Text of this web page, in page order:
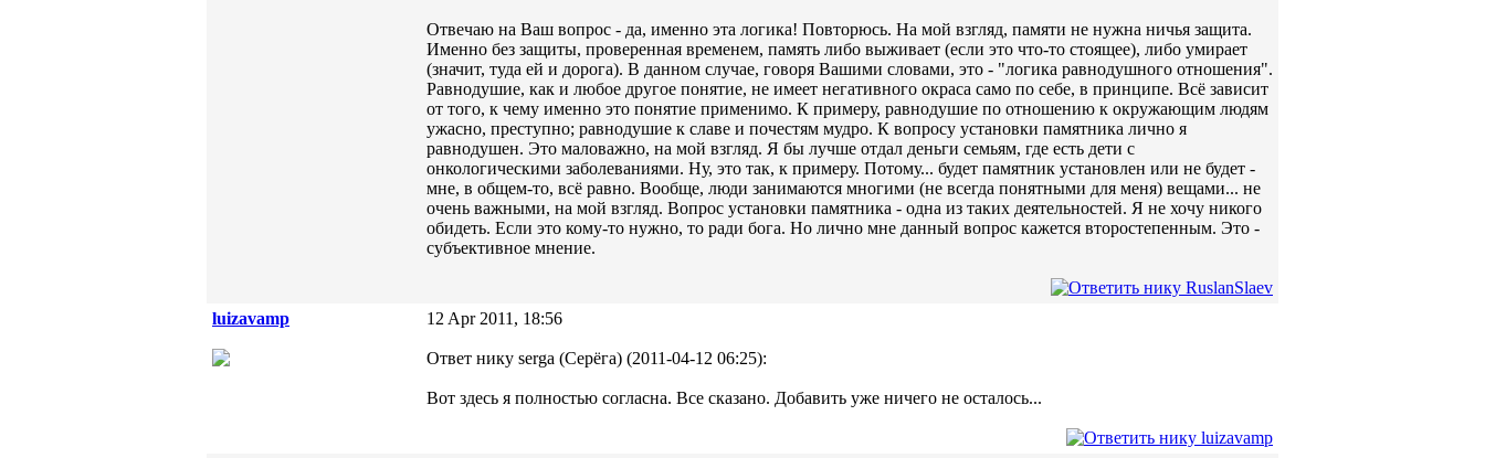
Отвечаю на Ваш вопрос - да, именно эта логика! Повторюсь. На мой взгляд, памяти не нужна ничья защита.
Именно без защиты, проверенная временем, память либо выживает (если это что-то стоящее), либо умирает
(значит, туда ей и дорога). В данном случае, говоря Вашими словами, это - "логика равнодушного отношения".
Равнодушие, как и любое другое понятие, не имеет негативного окраса само по себе, в принципе. Всё зависит
от того, к чему именно это понятие применимо. К примеру, равнодушие по отношению к окружающим людям
ужасно, преступно; равнодушие к славе и почестям мудро. К вопросу установки памятника лично я
равнодушен. Это маловажно, на мой взгляд. Я бы лучше отдал деньги семьям, где есть дети с
онкологическими заболеваниями. Ну, это так, к примеру. Потому... будет памятник установлен или не будет -
мне, в общем-то, всё равно. Вообще, люди занимаются многими (не всегда понятными для меня) вещами... не
очень важными, на мой взгляд. Вопрос установки памятника - одна из таких деятельностей. Я не хочу никого
обидеть. Если это кому-то нужно, то ради бога. Но лично мне данный вопрос кажется второстепенным. Это -
субъективное мнение.
luizavamp 12 Apr 2011, 18:56
Ответ нику serga (Серёга) (2011-04-12 06:25):
Вот здесь я полностью согласна. Все сказано. Добавить уже ничего не осталось...